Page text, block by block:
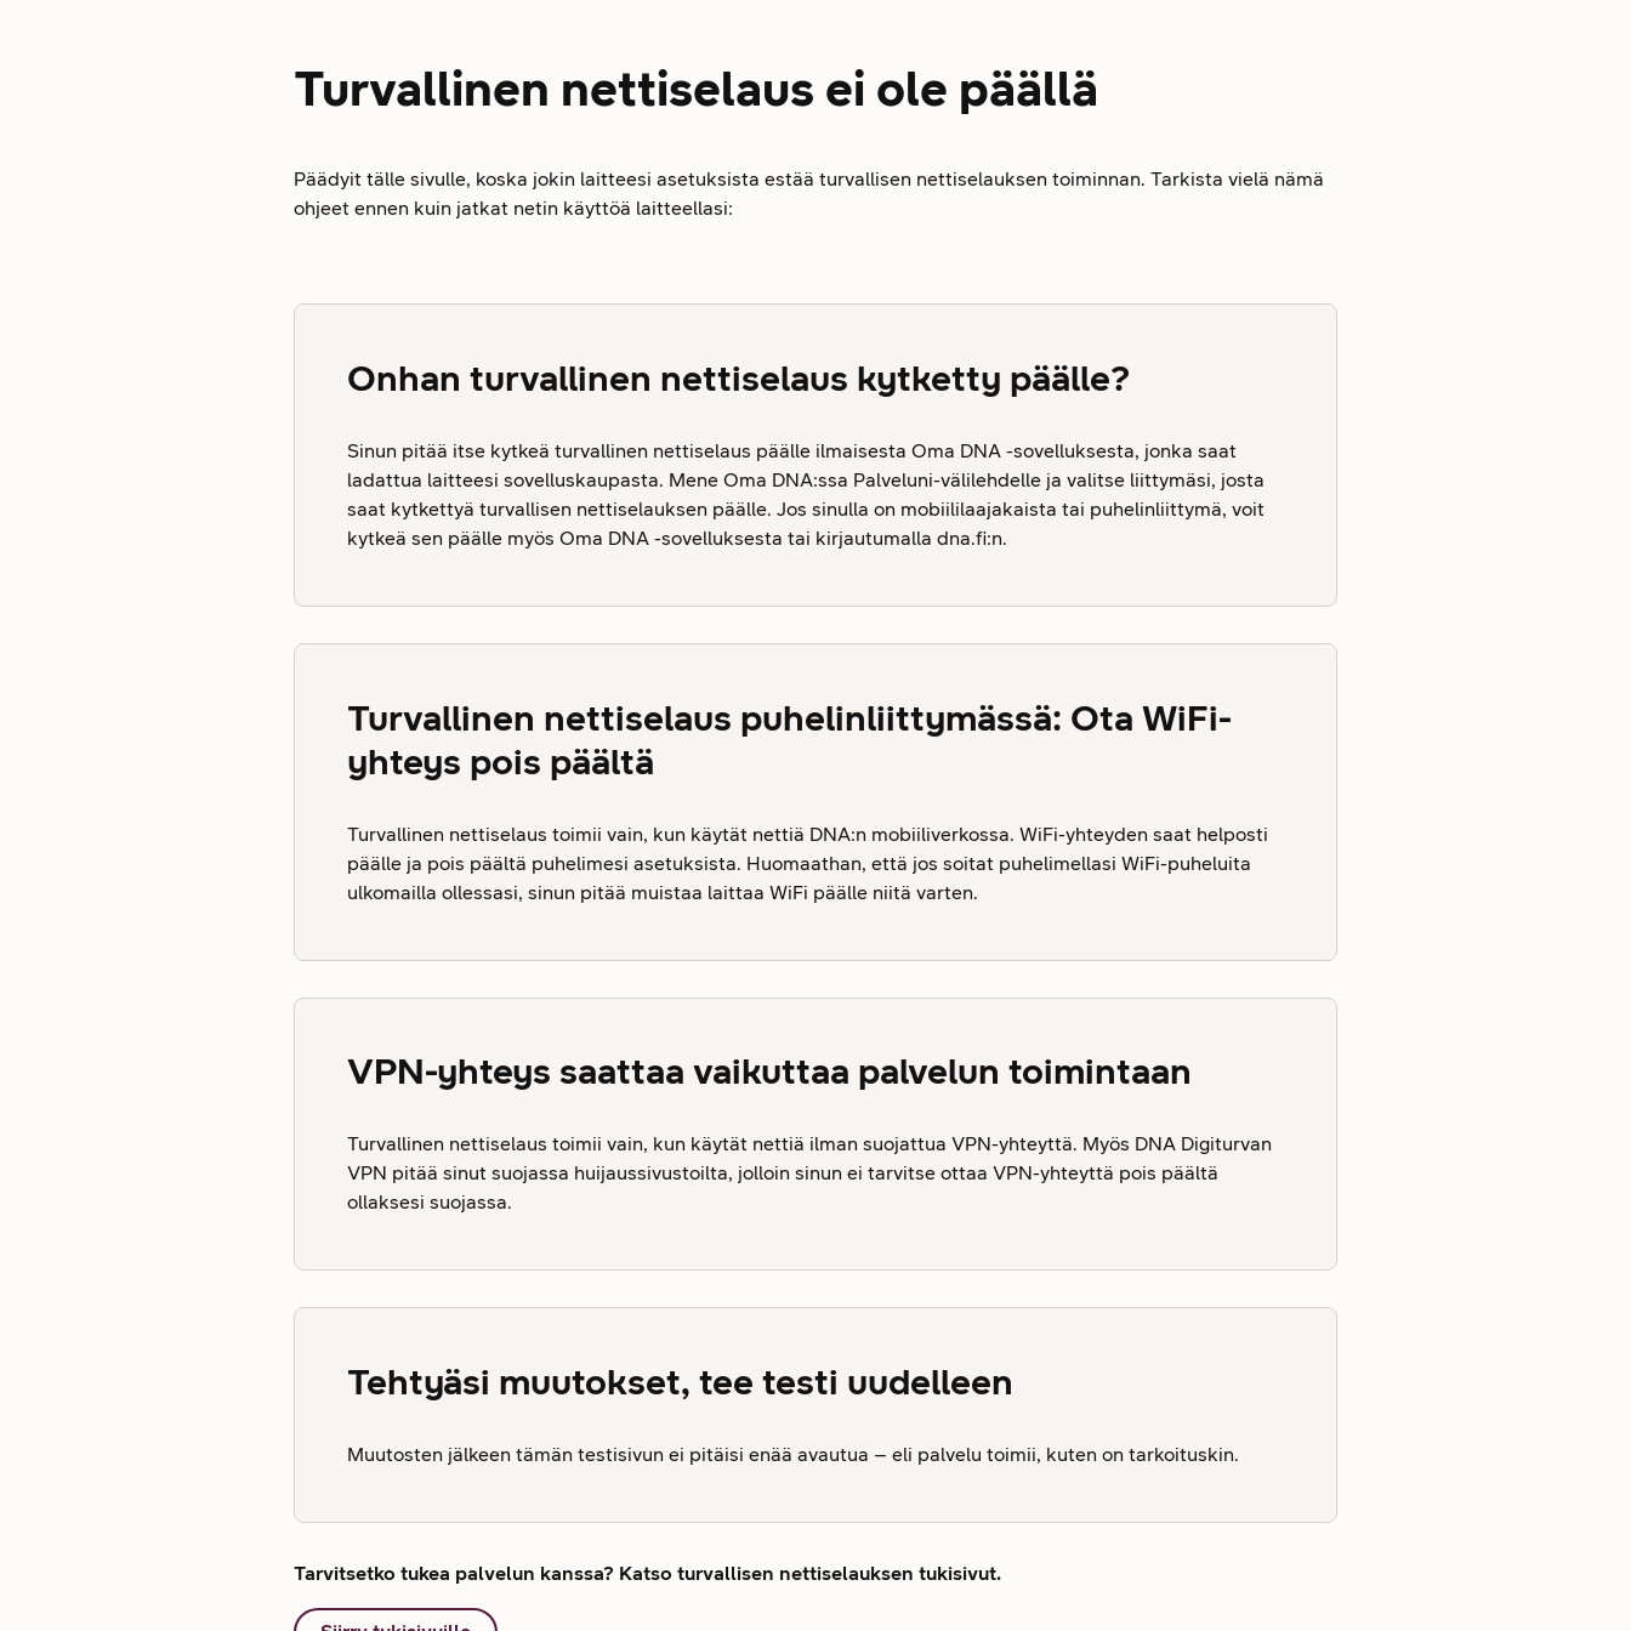
Turvallinen nettiselaus ei ole päällä
Päädyit tälle sivulle, koska jokin laitteesi asetuksista estää turvallisen nettiselauksen toiminnan. Tarkista vielä nämä
ohjeet ennen kuin jatkat netin käyttöä laitteellasi:
Onhan turvallinen nettiselaus kytketty päälle?
Sinun pitää itse kytkeä turvallinen nettiselaus päälle ilmaisesta Oma DNA -sovelluksesta, jonka saat
ladattua laitteesi sovelluskaupasta. Mene Oma DNA:ssa Palveluni-välilehdelle ja valitse liittymäsi, josta
saat kytkettyä turvallisen nettiselauksen päälle. Jos sinulla on mobiililaajakaista tai puhelinliittymä, voit
kytkeä sen päälle myös Oma DNA -sovelluksesta tai kirjautumalla dna.fi:n.
Turvallinen nettiselaus puhelinliittymässä: Ota WiFi-
yhteys pois päältä
Turvallinen nettiselaus toimii vain, kun käytät nettiä DNA:n mobiiliverkossa. WiFi-yhteyden saat helposti
päälle ja pois päältä puhelimesi asetuksista. Huomaathan, että jos soitat puhelimellasi WiFi-puheluita
ulkomailla ollessasi, sinun pitää muistaa laittaa WiFi päälle niitä varten.
VPN-yhteys saattaa vaikuttaa palvelun toimintaan
Turvallinen nettiselaus toimii vain, kun käytät nettiä ilman suojattua VPN-yhteyttä. Myös DNA Digiturvan
VPN pitää sinut suojassa huijaussivustoilta, jolloin sinun ei tarvitse ottaa VPN-yhteyttä pois päältä
ollaksesi suojassa.
Tehtyäsi muutokset, tee testi uudelleen
Muutosten jälkeen tämän testisivun ei pitäisi enää avautua – eli palvelu toimii, kuten on tarkoituskin.
Tarvitsetko tukea palvelun kanssa? Katso turvallisen nettiselauksen tukisivut.